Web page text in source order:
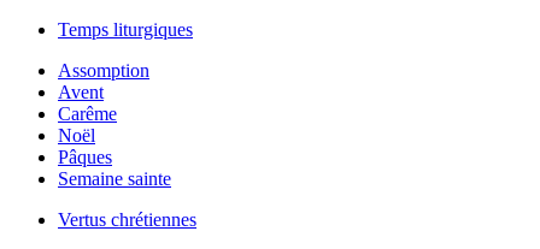
Temps liturgiques
Assomption
Avent
Carême
Noël
Pâques
Semaine sainte
Vertus chrétiennes